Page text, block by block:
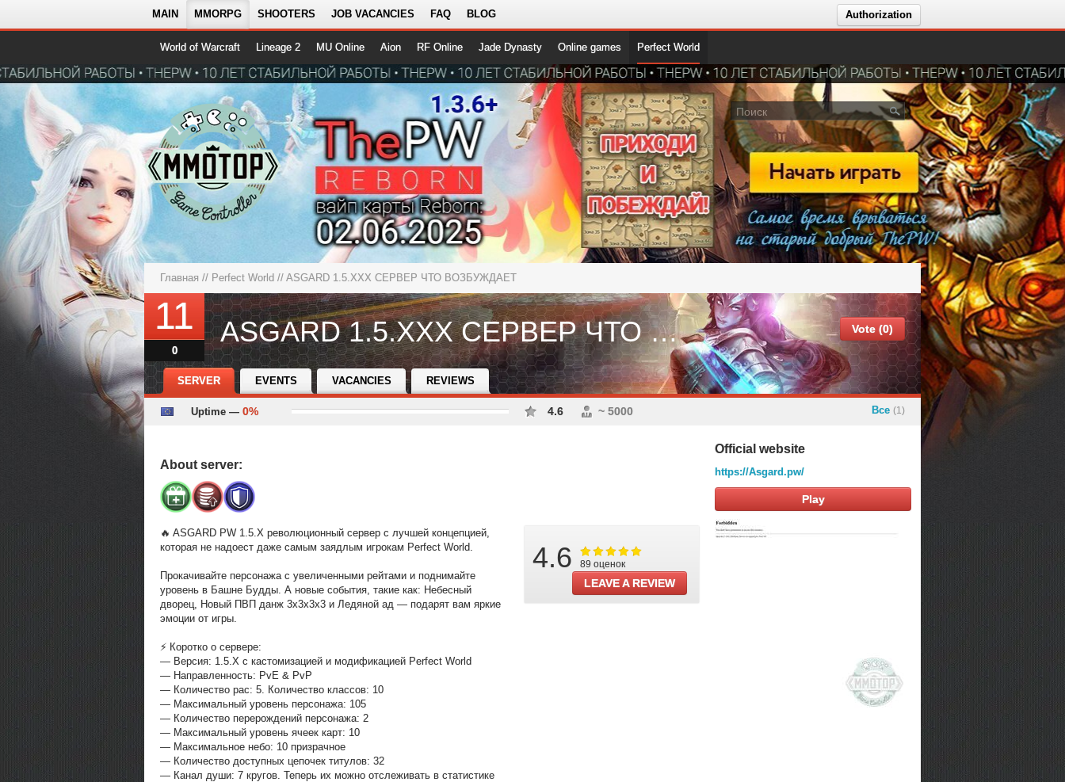
MAIN MMORPG SHOOTERS JOB VACANCIES FAQ BLOG Authorization
World of Warcraft Lineage 2 MU Online Aion RF Online Jade Dynasty Online games Perfect World
Главная // Perfect World // ASGARD 1.5.XXX СЕРВЕР ЧТО ВОЗБУЖДАЕТ
11
0
ASGARD 1.5.XXX СЕРВЕР ЧТО ВОЗБУЖДАЕТ Vote (0)
SERVER EVENTS VACANCIES REVIEWS
Uptime — 0% 4.6 ~ 5000 Все (1)
About server:
🔥 ASGARD PW 1.5.X революционный сервер с лучшей концепцией,
которая не надоест даже самым заядлым игрокам Perfect World.
Прокачивайте персонажа с увеличенными рейтами и поднимайте
уровень в Башне Будды. А новые события, такие как: Небесный
дворец, Новый ПВП данж 3x3x3x3 и Ледяной ад — подарят вам яркие
эмоции от игры.
⚡️ Коротко о сервере:
— Версия: 1.5.X с кастомизацией и модификацией Perfect World
— Направленность: PvE & PvP
— Количество рас: 5. Количество классов: 10
— Максимальный уровень персонажа: 105
— Количество перерождений персонажа: 2
— Максимальный уровень ячеек карт: 10
— Максимальное небо: 10 призрачное
— Количество доступных цепочек титулов: 32
— Канал души: 7 кругов. Теперь их можно отслеживать в статистике
4.6 89 оценок
LEAVE A REVIEW
Official website
https://Asgard.pw/
Play